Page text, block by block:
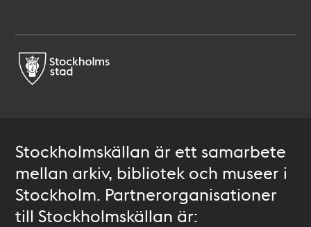
Stockholmskällan är ett samarbete
mellan arkiv, bibliotek och museer i
Stockholm. Partnerorganisationer
till Stockholmskällan är: